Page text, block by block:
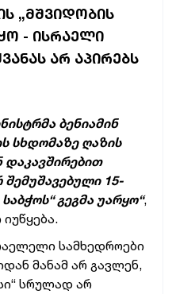
„ᲛᲨᲕᲘᲓᲝᲑᲘᲡ
- ᲘᲡᲠᲐᲔᲚᲘ
ᲐᲠ ᲐᲞᲘᲠᲔᲑᲡ
ბენიამინ
სხდომაზე ღაზის
დაკავშირებით
15-
გეგმა უარყო“,
იუწყება.
სამხედროები
მანამ არ გავლენ,
სრულად არ